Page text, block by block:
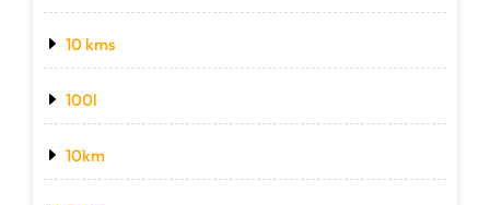
10 kms
100l
10km